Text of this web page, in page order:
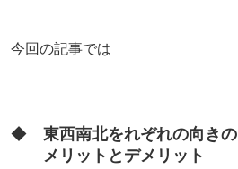
今回の記事では
◆ 東西南北をれぞれの向きの
メリットとデメリット